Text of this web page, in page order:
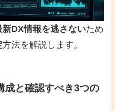
新DX情報を逃さないため
方法を解説します。
成と確認すべき3つの